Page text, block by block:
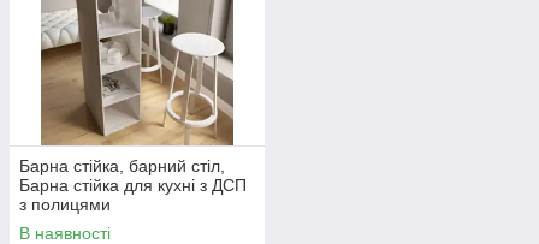
Барна стійка, барний стіл,
Барна стійка для кухні з ДСП
з полицями
В наявності